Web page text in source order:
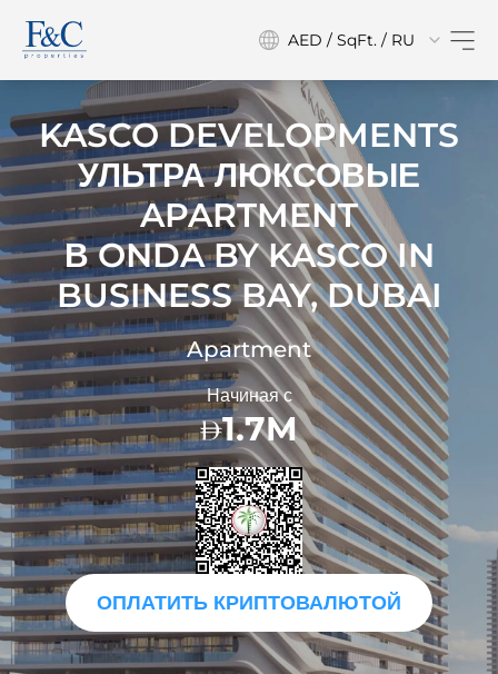
AED / SqFt. / RU
KASCO DEVELOPMENTS
УЛЬТРА ЛЮКСОВЫЕ
APARTMENT
ВONDA BY KASCO IN
BUSINESS BAY, DUBAI
Apartment
Начиная с
1.7M
ОПЛАТИТЬ КРИПТОВАЛЮТОЙ